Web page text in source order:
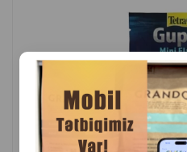
Orqanizmin funksiyasını və
üçün prebiotiklər ehtiva edir
Balıqların sağlam böyüməsi
İstehsalçı ölkə: Almaniya.